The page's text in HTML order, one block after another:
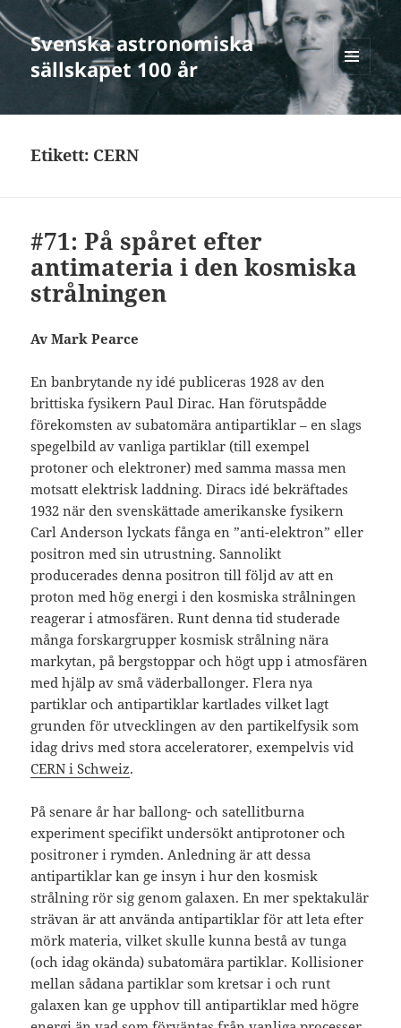
Svenska astronomiska
sällskapet 100 år
MENY
OCH
WIDGETS
Etikett: CERN
#71: På spåret efter
antimateria i den kosmiska
strålningen
Av Mark Pearce
En banbrytande ny idé publiceras 1928 av den
brittiska fysikern Paul Dirac. Han förutspådde
förekomsten av subatomära antipartiklar – en slags
spegelbild av vanliga partiklar (till exempel
protoner och elektroner) med samma massa men
motsatt elektrisk laddning. Diracs idé bekräftades
1932 när den svenskättade amerikanske fysikern
Carl Anderson lyckats fånga en ”anti-elektron” eller
positron med sin utrustning. Sannolikt
producerades denna positron till följd av att en
proton med hög energi i den kosmiska strålningen
reagerar i atmosfären. Runt denna tid studerade
många forskargrupper kosmisk strålning nära
markytan, på bergstoppar och högt upp i atmosfären
med hjälp av små väderballonger. Flera nya
partiklar och antipartiklar kartlades vilket lagt
grunden för utvecklingen av den partikelfysik som
idag drivs med stora acceleratorer, exempelvis vid
CERN i Schweiz.
På senare år har ballong- och satellitburna
experiment specifikt undersökt antiprotoner och
positroner i rymden. Anledning är att dessa
antipartiklar kan ge insyn i hur den kosmisk
strålning rör sig genom galaxen. En mer spektakulär
strävan är att använda antipartiklar för att leta efter
mörk materia, vilket skulle kunna bestå av tunga
(och idag okända) subatomära partiklar. Kollisioner
mellan sådana partiklar som kretsar i och runt
galaxen kan ge upphov till antipartiklar med högre